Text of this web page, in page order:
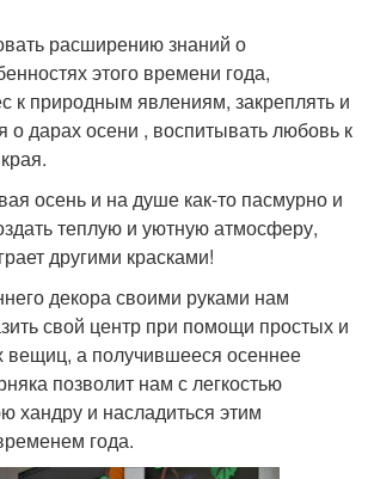
расширению знаний о
этого времени года,
к природным явлениям, закреплять и
о дарах осени , воспитывать любовь к
осень и на душе как-то пасмурно и
теплую и уютную атмосферу,
другими красками!
декора своими руками нам
свой центр при помощи простых и
а получившееся осеннее
позволит нам с легкостью
хандру и насладиться этим
года.